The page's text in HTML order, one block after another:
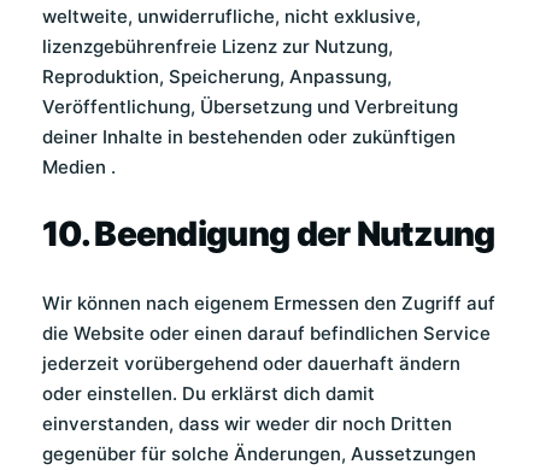
weltweite, unwiderrufliche, nicht exklusive,
lizenzgebührenfreie Lizenz zur Nutzung,
Reproduktion, Speicherung, Anpassung,
Veröffentlichung, Übersetzung und Verbreitung
deiner Inhalte in bestehenden oder zukünftigen
Medien .
10. Beendigung der Nutzung
Wir können nach eigenem Ermessen den Zugriff auf
die Website oder einen darauf befindlichen Service
jederzeit vorübergehend oder dauerhaft ändern
oder einstellen. Du erklärst dich damit
einverstanden, dass wir weder dir noch Dritten
gegenüber für solche Änderungen, Aussetzungen